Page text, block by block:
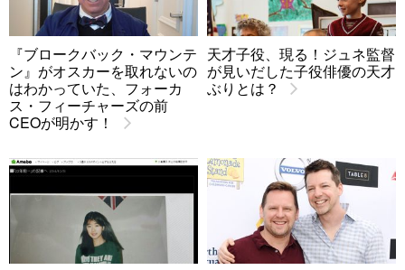
『ブロークバック・マウンテ
ン』がオスカーを取れないの
はわかっていた、フォーカ
ス・フィーチャーズの前
CEOが明かす！
天才子役、現る！ジュネ監督
が見いだした子役俳優の天才
ぶりとは？